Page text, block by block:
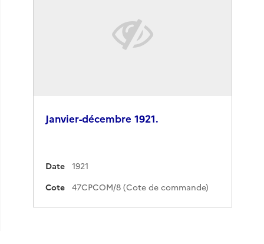
Janvier-décembre 1921.
Date
1921
Cote
47CPCOM/8 (Cote de commande)